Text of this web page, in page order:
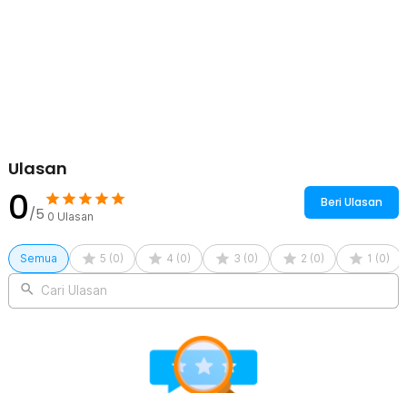
Ulasan
0/5 0 Ulasan
Beri Ulasan
Semua 5 (0) 4 (0) 3 (0) 2 (0) 1 (0)
Cari Ulasan